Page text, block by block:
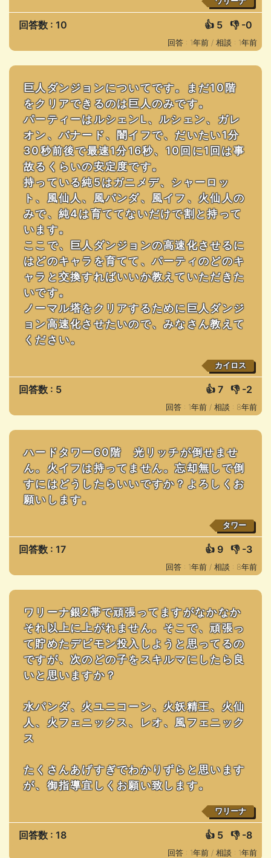
回答数 : 10 👍 5 👎 -0
回答 : 1年前 / 相談 : 1年前
巨人ダンジョンについてです。まだ10階
をクリアできるのは巨人のみです。
パーティーはルシェンL、ルシェン、ガレ
オン、バナード、闇イフで、だいたい1分
30秒前後で最速1分16秒、10回に1回は事
故るくらいの安定度です。
持っている純5はガニメデ、シャーロッ
ト、風仙人、風パンダ、風イフ、火仙人の
みで、純4は育ててないだけで割と持って
います。
ここで、巨人ダンジョンの高速化させるに
はどのキャラを育てて、パーティのどのキ
ャラと交換すればいいか教えていただきた
いです。
ノーマル塔をクリアするために巨人ダンジ
ョン高速化させたいので、みなさん教えて
ください。
カイロス
回答数 : 5 👍 7 👎 -2
回答 : 1年前 / 相談 : 8年前
ハードタワー60階 光リッチが倒せませ
ん。火イフは持ってません。忘却無しで倒
すにはどうしたらいいですか？よろしくお
願いします。
タワー
回答数 : 17 👍 9 👎 -3
回答 : 1年前 / 相談 : 8年前
ワリーナ銀2帯で頑張ってますがなかなか
それ以上に上がれません。そこで、頑張っ
て貯めたデビモン投入しようと思ってるの
ですが、次のどの子をスキルマにしたら良
いと思いますか？
水パンダ、火ユニコーン、火妖精王、火仙
人、火フェニックス、レオ、風フェニック
ス
たくさんあげすぎでわかりずらと思います
が、御指導宜しくお願い致します。
ワリーナ
回答数 : 18 👍 5 👎 -8
回答 : 1年前 / 相談 : 1年前